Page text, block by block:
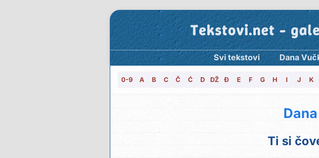
Tekstovi.net -
Svi tekstovi Dana
0-9 A B C Č Ć D DŽ Đ E F G H I J K
Ti si